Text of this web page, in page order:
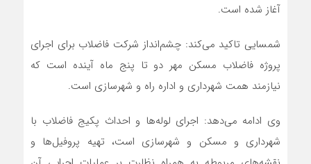
آغاز شده است.
شمسایی تاکید می‌کند: چشم‌انداز شرکت فاضلاب برای اجرای
پروژه فاضلاب مسکن مهر دو تا پنج ماه آینده است که
نیازمند همت شهرداری و اداره راه و شهرسازی است.
وی ادامه می‌دهد: اجرای لوله‌ها و احداث پکیج فاضلاب با
شهرداری و مسکن و شهرسازی است، تهیه پروفیل‌ها و